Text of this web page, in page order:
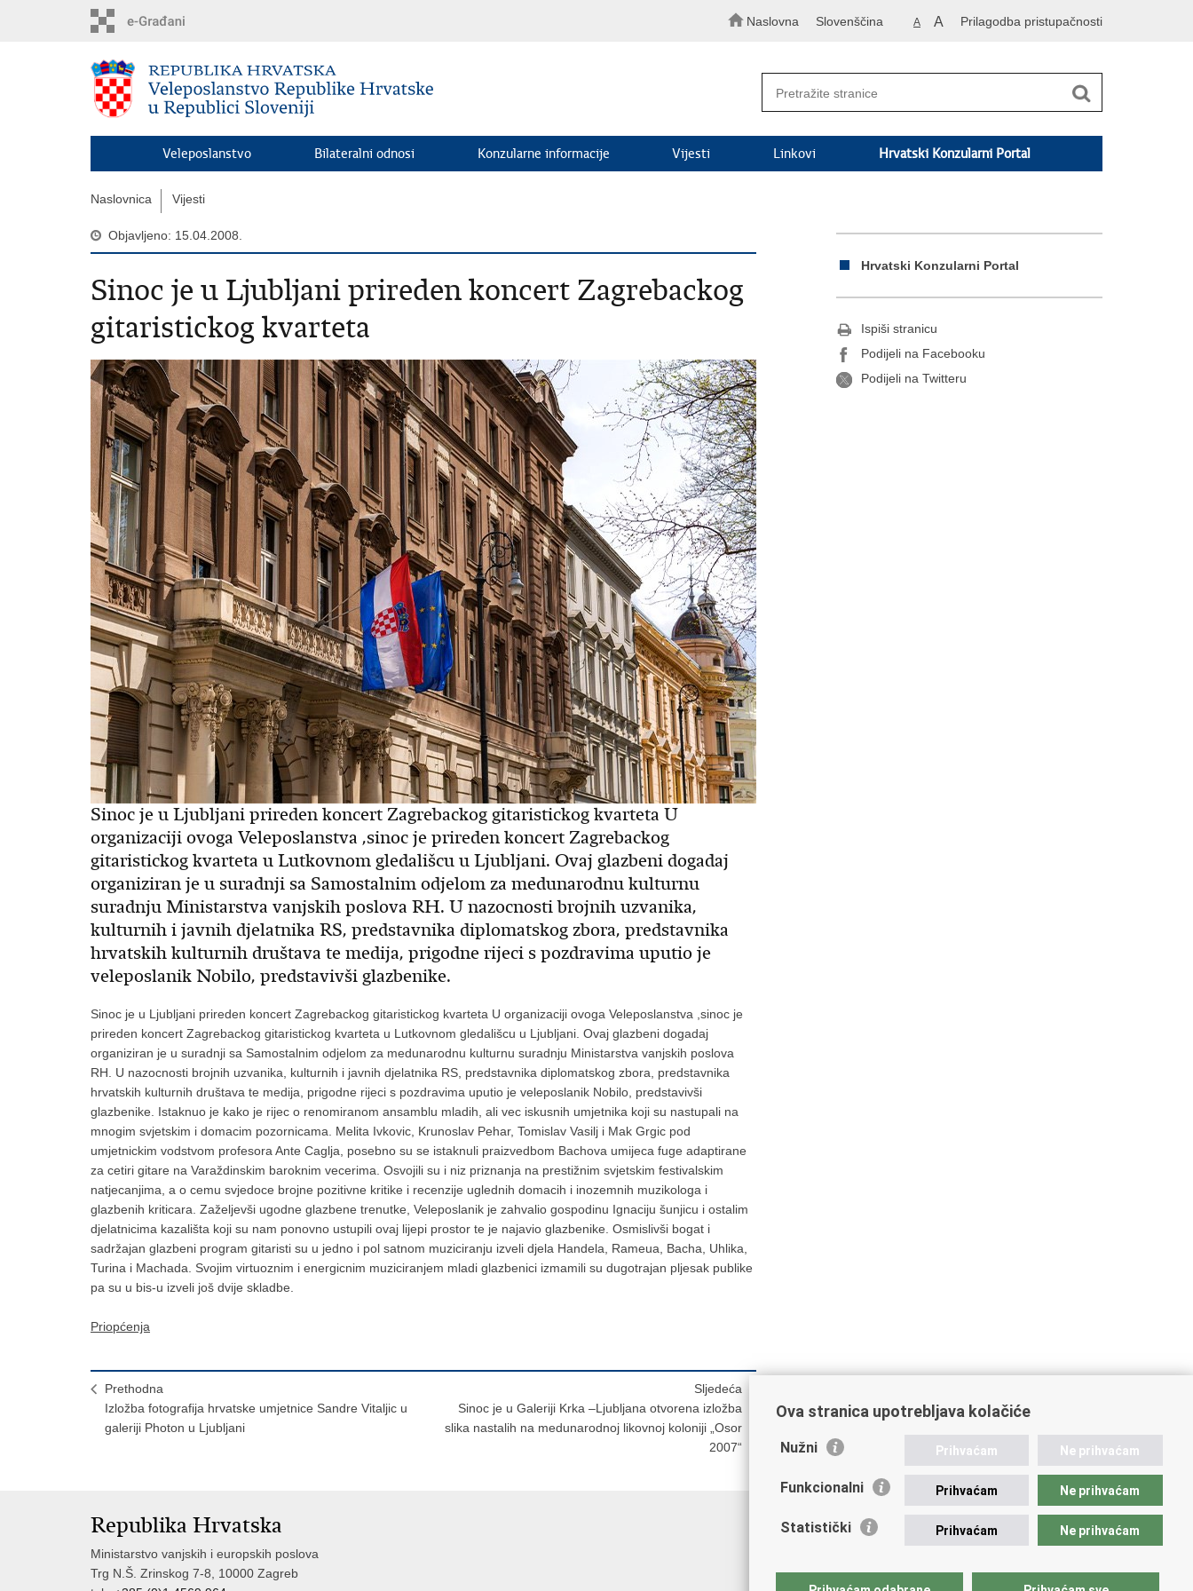
Naslovna Slovenščina A A Prilagodba pristupačnosti
Veleposlanstvo Bilateralni odnosi Konzularne informacije Vijesti Linkovi Hrvatski Konzularni Portal
Naslovnica Vijesti
Objavljeno: 15.04.2008.
Sinoc je u Ljubljani prireden koncert Zagrebackog
gitaristickog kvarteta
Sinoc je u Ljubljani prireden koncert Zagrebackog gitaristickog kvarteta U
organizaciji ovoga Veleposlanstva ,sinoc je prireden koncert Zagrebackog
gitaristickog kvarteta u Lutkovnom gledališcu u Ljubljani. Ovaj glazbeni dogadaj
organiziran je u suradnji sa Samostalnim odjelom za medunarodnu kulturnu
suradnju Ministarstva vanjskih poslova RH. U nazocnosti brojnih uzvanika,
kulturnih i javnih djelatnika RS, predstavnika diplomatskog zbora, predstavnika
hrvatskih kulturnih društava te medija, prigodne rijeci s pozdravima uputio je
veleposlanik Nobilo, predstavivši glazbenike.
Sinoc je u Ljubljani prireden koncert Zagrebackog gitaristickog kvarteta U organizaciji ovoga Veleposlanstva ,sinoc je
prireden koncert Zagrebackog gitaristickog kvarteta u Lutkovnom gledališcu u Ljubljani. Ovaj glazbeni dogadaj
organiziran je u suradnji sa Samostalnim odjelom za medunarodnu kulturnu suradnju Ministarstva vanjskih poslova
RH. U nazocnosti brojnih uzvanika, kulturnih i javnih djelatnika RS, predstavnika diplomatskog zbora, predstavnika
hrvatskih kulturnih društava te medija, prigodne rijeci s pozdravima uputio je veleposlanik Nobilo, predstavivši
glazbenike. Istaknuo je kako je rijec o renomiranom ansamblu mladih, ali vec iskusnih umjetnika koji su nastupali na
mnogim svjetskim i domacim pozornicama. Melita Ivkovic, Krunoslav Pehar, Tomislav Vasilj i Mak Grgic pod
umjetnickim vodstvom profesora Ante Caglja, posebno su se istaknuli praizvedbom Bachova umijeca fuge adaptirane
za cetiri gitare na Varaždinskim baroknim vecerima. Osvojili su i niz priznanja na prestižnim svjetskim festivalskim
natjecanjima, a o cemu svjedoce brojne pozitivne kritike i recenzije uglednih domacih i inozemnih muzikologa i
glazbenih kriticara. Zaželjevši ugodne glazbene trenutke, Veleposlanik je zahvalio gospodinu Ignaciju šunjicu i ostalim
djelatnicima kazališta koji su nam ponovno ustupili ovaj lijepi prostor te je najavio glazbenike. Osmislivši bogat i
sadržajan glazbeni program gitaristi su u jedno i pol satnom muziciranju izveli djela Handela, Rameua, Bacha, Uhlika,
Turina i Machada. Svojim virtuoznim i energicnim muziciranjem mladi glazbenici izmamili su dugotrajan pljesak publike
pa su u bis-u izveli još dvije skladbe.
Priopćenja
Prethodna
Izložba fotografija hrvatske umjetnice Sandre Vitaljic u
galeriji Photon u Ljubljani
Sljedeća
Sinoc je u Galeriji Krka –Ljubljana otvorena izložba
slika nastalih na medunarodnoj likovnoj koloniji „Osor
2007“
Hrvatski Konzularni Portal
Ispiši stranicu
Podijeli na Facebooku
Podijeli na Twitteru
Republika Hrvatska
Ministarstvo vanjskih i europskih poslova
Trg N.Š. Zrinskog 7-8, 10000 Zagreb
Ova stranica upotrebljava kolačiće
Nužni Prihvaćam Ne prihvaćam
Funkcionalni Prihvaćam Ne prihvaćam
Statistički Prihvaćam Ne prihvaćam